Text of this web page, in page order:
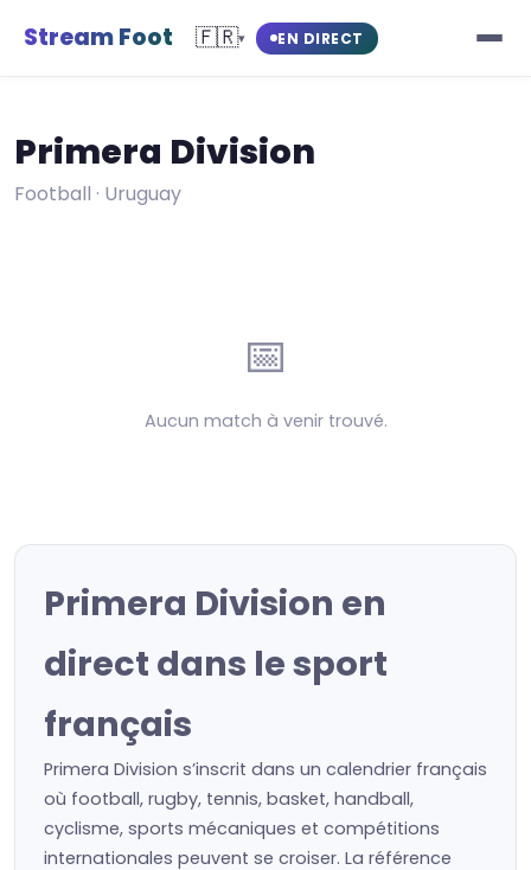
Stream Foot 🇫🇷▾ EN DIRECT
Primera Division
Football · Uruguay
📅
Aucun match à venir trouvé.
Primera Division en
direct dans le sport
français
Primera Division s’inscrit dans un calendrier français
où football, rugby, tennis, basket, handball,
cyclisme, sports mécaniques et compétitions
internationales peuvent se croiser. La référence